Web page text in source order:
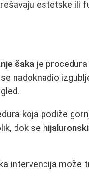
estetske ili
šaka je
nadoknadio
koja podiže
dok se
intervencija može